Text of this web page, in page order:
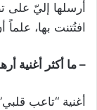
أرسلها إليّ على
افتُتنت بها،
– ما أكثر أغنية
أغنية “تاعب